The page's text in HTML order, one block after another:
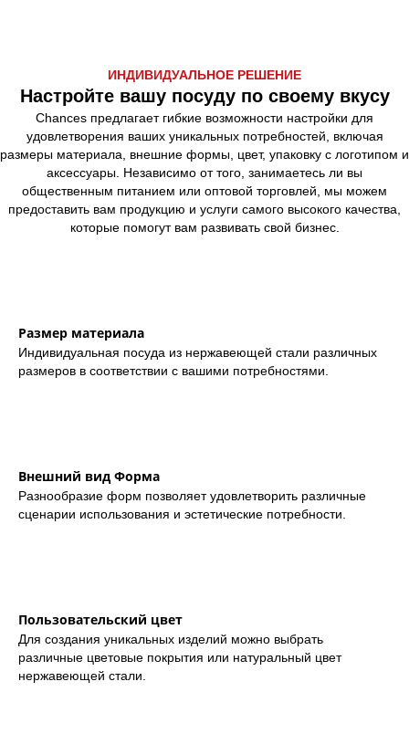
ИНДИВИДУАЛЬНОЕ РЕШЕНИЕ
Настройте вашу посуду по своему вкусу
Chances предлагает гибкие возможности настройки для
удовлетворения ваших уникальных потребностей, включая
размеры материала, внешние формы, цвет, упаковку с логотипом и
аксессуары. Независимо от того, занимаетесь ли вы
общественным питанием или оптовой торговлей, мы можем
предоставить вам продукцию и услуги самого высокого качества,
которые помогут вам развивать свой бизнес.
Размер материала
Индивидуальная посуда из нержавеющей стали различных
размеров в соответствии с вашими потребностями.
Внешний вид Форма
Разнообразие форм позволяет удовлетворить различные
сценарии использования и эстетические потребности.
Пользовательский цвет
Для создания уникальных изделий можно выбрать
различные цветовые покрытия или натуральный цвет
нержавеющей стали.